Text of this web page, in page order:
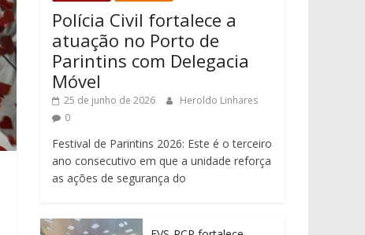
Polícia Civil fortalece a
atuação no Porto de
Parintins com Delegacia
Móvel
25 de junho de 2026
Heroldo Linhares
0
Festival de Parintins 2026: Este é o terceiro
ano consecutivo em que a unidade reforça
as ações de segurança do